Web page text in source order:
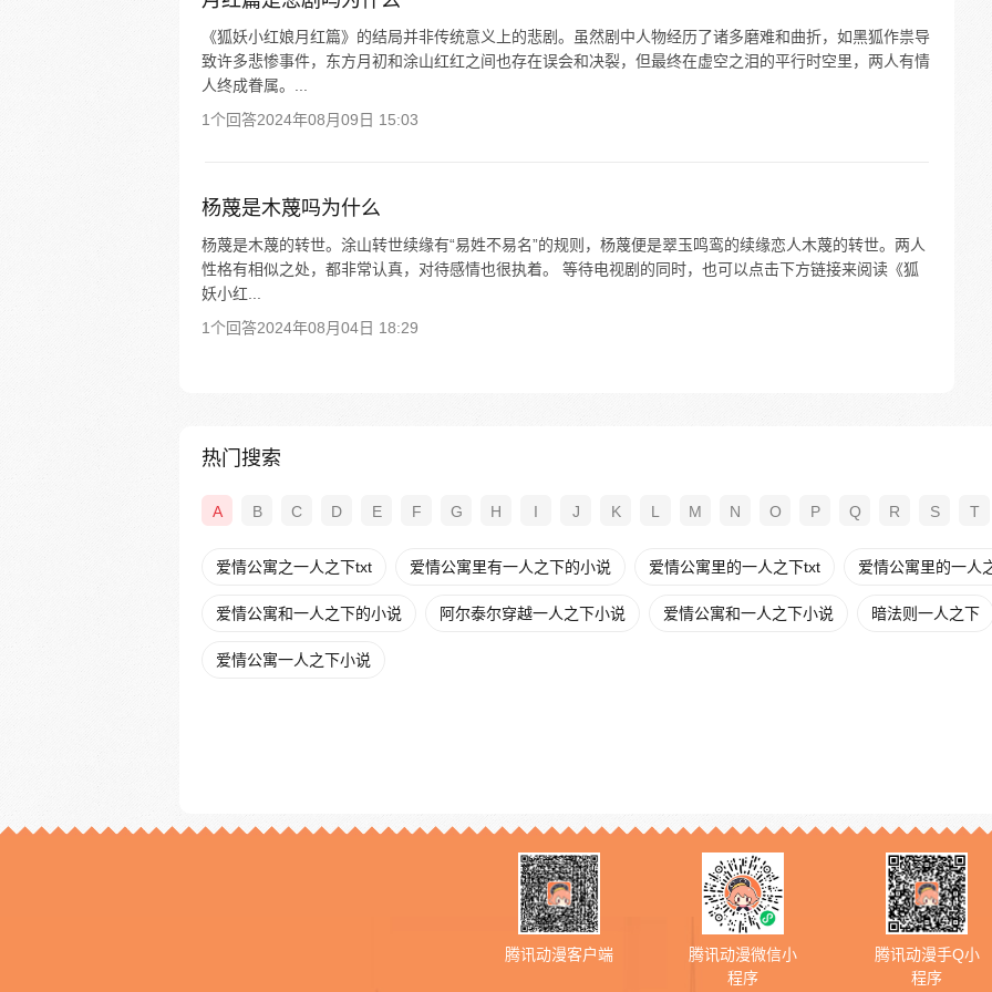
《狐妖小红娘月红篇》的结局并非传统意义上的悲剧。虽然剧中人物经历了诸多磨难和曲折，如黑狐作祟导
致许多悲惨事件，东方月初和涂山红红之间也存在误会和决裂，但最终在虚空之泪的平行时空里，两人有情
人终成眷属。...
1个回答2024年08月09日 15:03
杨蔑是木蔑吗为什么
杨蔑是木蔑的转世。涂山转世续缘有“易姓不易名”的规则，杨蔑便是翠玉鸣鸾的续缘恋人木蔑的转世。两人
性格有相似之处，都非常认真，对待感情也很执着。 等待电视剧的同时，也可以点击下方链接来阅读《狐
妖小红...
1个回答2024年08月04日 18:29
热门搜索
A B C D E F G H I J K L M N O P Q R S T
爱情公寓之一人之下txt 爱情公寓里有一人之下的小说 爱情公寓里的一人之下txt 爱情公寓里的一人
爱情公寓和一人之下的小说 阿尔泰尔穿越一人之下小说 爱情公寓和一人之下小说 暗法则一人之下
爱情公寓一人之下小说
腾讯动漫客户端
腾讯动漫微信小
程序
腾讯动漫手Q小
程序